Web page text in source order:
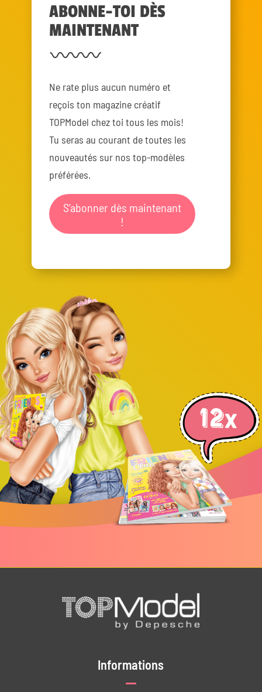
ABONNE-TOI DÈS
MAINTENANT
Ne rate plus aucun numéro et
reçois ton magazine créatif
TOPModel chez toi tous les mois!
Tu seras au courant de toutes les
nouveautés sur nos top-modèles
préférées.
S’abonner dès maintenant
!
Informations